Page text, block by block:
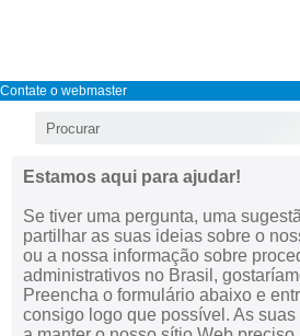
Contate o webmaster
Estamos aqui para ajudar!
Se tiver uma pergunta, uma
partilhar as suas ideias sobre o
ou a nossa informação sobre
administrativos no Brasil,
Preencha o formulário abaixo e
consigo logo que possível. As